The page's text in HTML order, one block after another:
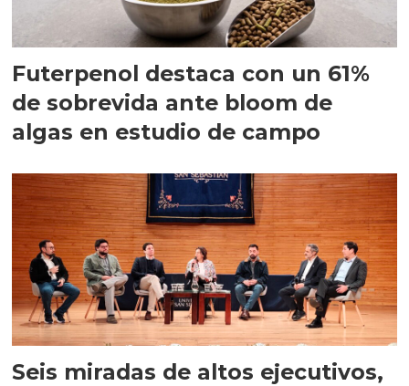
Futerpenol destaca con un 61%
de sobrevida ante bloom de
algas en estudio de campo
Seis miradas de altos ejecutivos,